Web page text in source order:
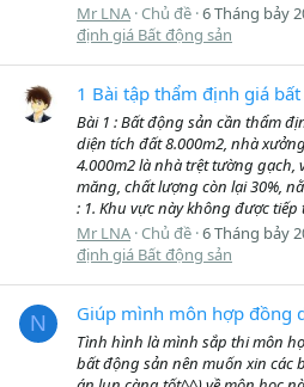
Mr LNA Chủ đề 6 Tháng bảy
định giá Bất động sản
1 Bài tập thẩm định giá
Bài 1 : Bất động sản cần thẩm
diện tích đất 8.000m2, nhà
4.000m2 là nhà trệt tường gạch,
măng, chất lượng còn lại 30%,
: 1. Khu vực này không được tiếp
Mr LNA Chủ đề 6 Tháng bảy
định giá Bất động sản
N Giúp mình môn hợp đồng
Tình hình là mình sắp thi môn
bất động sản nên muốn xin các